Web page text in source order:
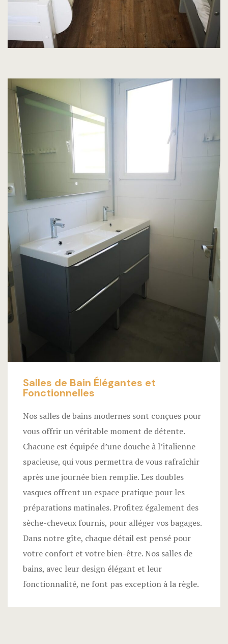
Salles de Bain Élégantes et
Fonctionnelles
Nos salles de bains modernes sont conçues pour
vous offrir un véritable moment de détente.
Chacune est équipée d’une douche à l’italienne
spacieuse, qui vous permettra de vous rafraîchir
après une journée bien remplie. Les doubles
vasques offrent un espace pratique pour les
préparations matinales. Profitez également des
sèche-cheveux fournis, pour alléger vos bagages.
Dans notre gîte, chaque détail est pensé pour
votre confort et votre bien-être. Nos salles de
bains, avec leur design élégant et leur
fonctionnalité, ne font pas exception à la règle.